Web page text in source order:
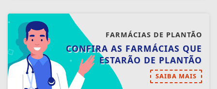
FARMÁCIAS DE PLANTÃO
CONFIRA AS FARMÁCIAS QUE
ESTARÃO DE PLANTÃO
SAIBA MAIS